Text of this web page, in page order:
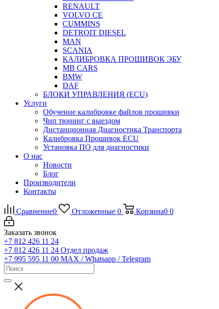
RENAULT
VOLVO CE
CUMMINS
DETROIT DIESEL
MAN
SCANIA
КАЛИБРОВКА ПРОШИВОК ЭБУ
MB CARS
BMW
DAF
БЛОКИ УПРАВЛЕНИЯ (ECU)
Услуги
Обучение калибровке файлов прошивки
Чип тюнинг с выездом
Дистанционная Диагностика Транспорта
Калибровка Прошивок ECU
Установка ПО для диагностики
О нас
Новости
Блог
Производители
Контакты
Сравнение0 Отложенные 0 Корзина0 0
Заказать звонок
+7 812 426 11 24
+7 812 426 11 24 Отдел продаж
+7 995 595 11 00 MAX / Whatsapp / Telegram